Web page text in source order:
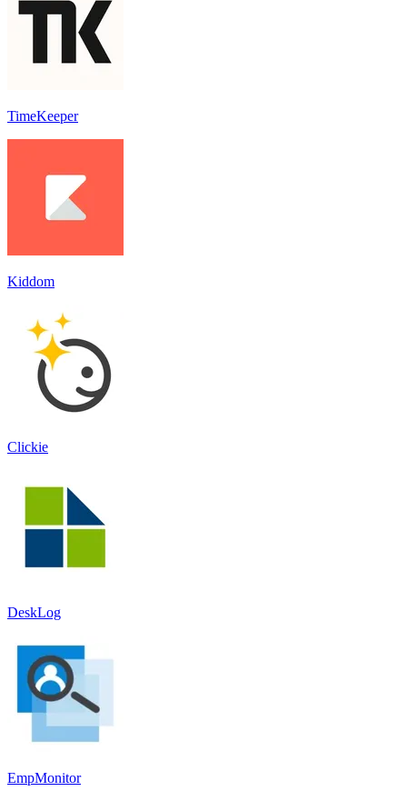
TimeKeeper
Kiddom
Clickie
DeskLog
EmpMonitor